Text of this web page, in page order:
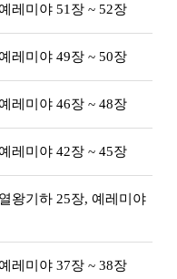
레미야 51장 ~ 52장
레미야 49장 ~ 50장
레미야 46장 ~ 48장
레미야 42장 ~ 45장
왕기하 25장, 예레미야
레미야 37장 ~ 38장